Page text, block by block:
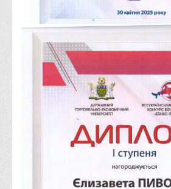
Бібліотека
Музей грошей
Студенту
Довідник студента
Реквізити для оплати
Права та обов'язки студентів
Інформація про гуртожитки
Положення
Положення про переведення
вакантні місця державного